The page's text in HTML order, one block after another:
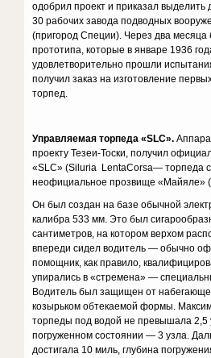
одоб­рил проект и приказал выделить
30 рабочих завода подводных
(пригород Специи). Через два месяца
прототипа, которые в янва­ре 1936
удовлетворительно прошли
получил заказ на изготовление
торпед.
Управляемая торпеда «SLС».
проекту Тезеи-Тоски, получил
«SLС» (Siluria LentaCorsa— торпеда
неофициальное прозвище «Майяле»
Он был создан на базе обычной
калибра 533 мм. Это был
сантиметров, на котором верхом
впереди сидел води­тель — обычно
помощник, как правило,
упирались в «стремена» —
Водитель был защищен от
козырьком обтекаемой формы.
торпеды под водой не превышала 2,5
погруженном состоянии — 3 узла.
достигала 10 миль, глубина